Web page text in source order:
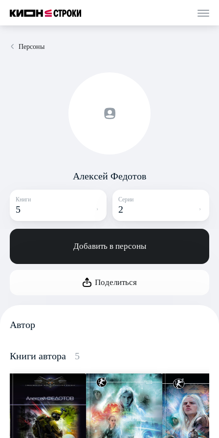
Персоны
Алексей Федотов
Книги
5
Серии
2
Добавить в персоны
Поделиться
Автор
Книги автора 5